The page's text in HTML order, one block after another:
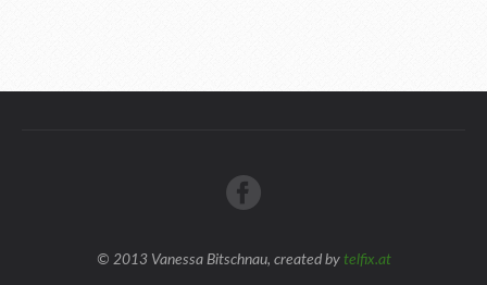
© 2013 Vanessa Bitschnau, created by telfix.at